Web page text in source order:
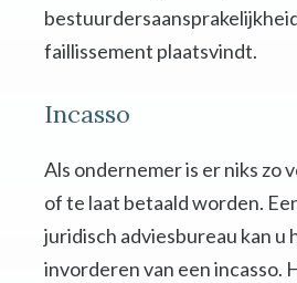
faillissement plaatsvindt.
Incasso
Als ondernemer is er niks zo
of te laat betaald worden.
juridisch adviesbureau kan u
invorderen van een incasso.